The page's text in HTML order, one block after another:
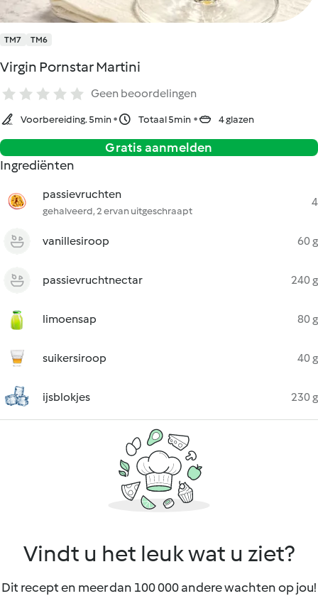
TM7 TM6
Virgin Pornstar Martini
Geen beoordelingen
Voorbereiding. 5min Totaal 5min 4 glazen
Gratis aanmelden
Ingrediënten
passievruchten
gehalveerd, 2 ervan uitgeschraapt
4
vanillesiroop 60 g
passievruchtnectar 240 g
limoensap 80 g
suikersiroop 40 g
ijsblokjes 230 g
Vindt u het leuk wat u ziet?
Dit recept en meer dan 100 000 andere wachten op jou!